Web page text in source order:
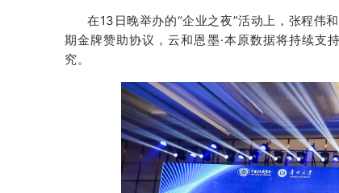
在13日晚举办的“企业之夜”活动上，张程伟
期金牌赞助协议，云和恩墨·本原数据将持续支
究。